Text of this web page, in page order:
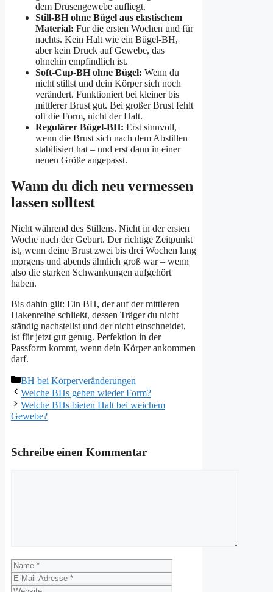
dem Drüsengewebe aufliegt.
Still-BH ohne Bügel aus elastischem
Material: Für die ersten Wochen und für
nachts. Kein Halt wie ein Bügel-BH,
aber kein Druck auf Gewebe, das
ohnehin empfindlich ist.
Soft-Cup-BH ohne Bügel: Wenn du
nicht stillst und dein Körper sich noch
verändert. Funktioniert bei kleiner bis
mittlerer Brust gut. Bei großer Brust fehlt
oft die Form, nicht der Halt.
Regulärer Bügel-BH: Erst sinnvoll,
wenn die Brust sich nach dem Abstillen
stabilisiert hat – und erst dann in einer
neuen Größe angepasst.
Wann du dich neu vermessen
lassen solltest
Nicht während des Stillens. Nicht in der ersten
Woche nach der Geburt. Der richtige Zeitpunkt
ist, wenn deine Brust zwei bis drei Wochen lang
morgens und abends ähnlich groß war – wenn
also die starken Schwankungen aufgehört
haben.
Bis dahin gilt: Ein BH, der auf der mittleren
Hakenreihe schließt, dessen Träger du nicht
ständig nachstellst und der nicht einschneidet,
ist für jetzt gut genug. Perfektion in der
Passform kommt, wenn dein Körper ankommen
darf.
Kategorien
BH bei Körperveränderungen
Welche BHs geben wieder Form?
Welche BHs bieten Halt bei weichem
Gewebe?
Schreibe einen Kommentar
Name
Mail-
Adresse